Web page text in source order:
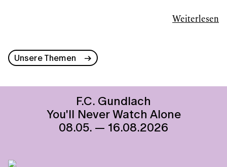
Weiterlesen
Unsere Themen
F.C. Gundlach
You'll Never Watch Alone
08.05. — 16.08.2026